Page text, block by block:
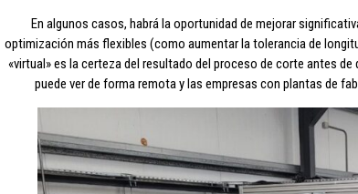
En algunos casos, habrá la oportunidad de mejorar
optimización más flexibles (como aumentar la tolerancia de
«virtual» es la certeza del resultado del proceso de corte antes
puede ver de forma remota y las empresas con plantas de